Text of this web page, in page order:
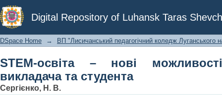
Digital Repository of Luhansk Taras
STEM-освіта – нові можливості для
DSpace Home → ВП "Лисичанський педагогічний коледж Луганського
STEM-освіта – нові
викладача та студента
Сергієнко, Н. В.